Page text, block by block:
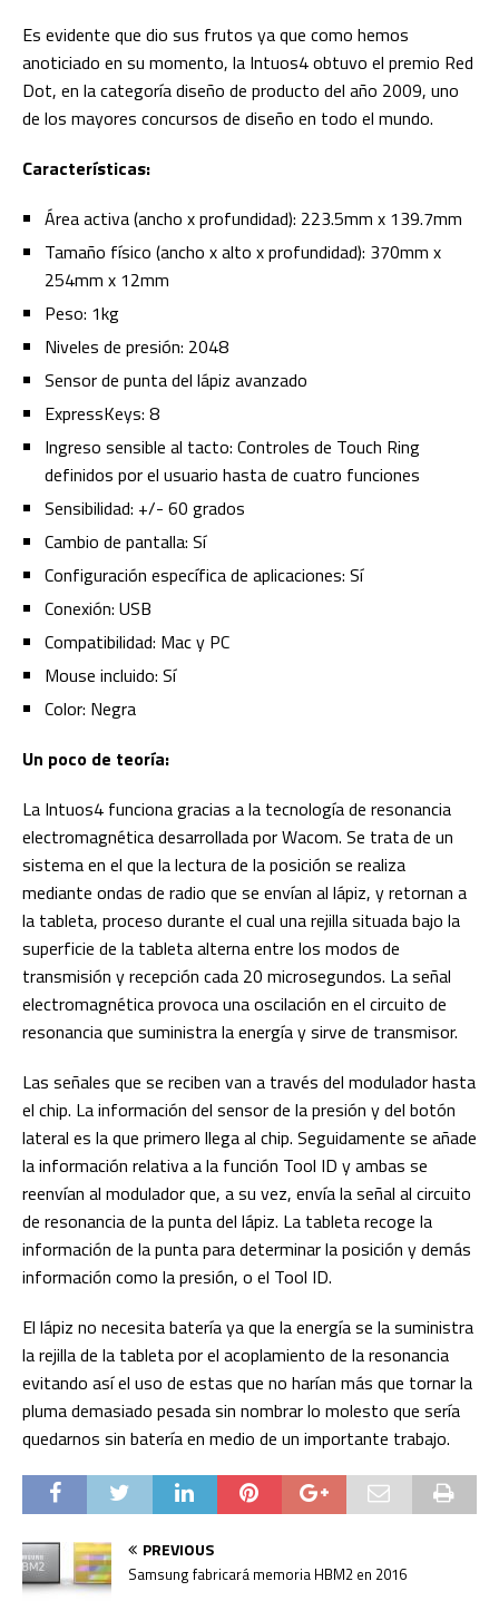
Es evidente que dio sus frutos ya que como hemos
anoticiado en su momento, la Intuos4 obtuvo el premio Red
Dot, en la categoría diseño de producto del año 2009, uno
de los mayores concursos de diseño en todo el mundo.
Características:
Área activa (ancho x profundidad): 223.5mm x 139.7mm
Tamaño físico (ancho x alto x profundidad): 370mm x
254mm x 12mm
Peso: 1kg
Niveles de presión: 2048
Sensor de punta del lápiz avanzado
ExpressKeys: 8
Ingreso sensible al tacto: Controles de Touch Ring
definidos por el usuario hasta de cuatro funciones
Sensibilidad: +/- 60 grados
Cambio de pantalla: Sí
Configuración específica de aplicaciones: Sí
Conexión: USB
Compatibilidad: Mac y PC
Mouse incluido: Sí
Color: Negra
Un poco de teoría:
La Intuos4 funciona gracias a la tecnología de resonancia
electromagnética desarrollada por Wacom. Se trata de un
sistema en el que la lectura de la posición se realiza
mediante ondas de radio que se envían al lápiz, y retornan a
la tableta, proceso durante el cual una rejilla situada bajo la
superficie de la tableta alterna entre los modos de
transmisión y recepción cada 20 microsegundos. La señal
electromagnética provoca una oscilación en el circuito de
resonancia que suministra la energía y sirve de transmisor.
Las señales que se reciben van a través del modulador hasta
el chip. La información del sensor de la presión y del botón
lateral es la que primero llega al chip. Seguidamente se añade
la información relativa a la función Tool ID y ambas se
reenvían al modulador que, a su vez, envía la señal al circuito
de resonancia de la punta del lápiz. La tableta recoge la
información de la punta para determinar la posición y demás
información como la presión, o el Tool ID.
El lápiz no necesita batería ya que la energía se la suministra
la rejilla de la tableta por el acoplamiento de la resonancia
evitando así el uso de estas que no harían más que tornar la
pluma demasiado pesada sin nombrar lo molesto que sería
quedarnos sin batería en medio de un importante trabajo.
PREVIOUS
Samsung fabricará memoria HBM2 en 2016